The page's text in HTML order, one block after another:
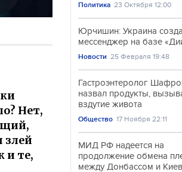
Нет,
злей
и те,
Политика 23 Октября 12:00
Юрчишин: Украина
мессенджер на базе
Новости 25 Февраля 19:48
Гастроэнтеролог
назвал продукты,
вздутие живота
Общество 17 Ноября 22:11
МИД РФ надеется на
продолжение обмена
между Донбассом и